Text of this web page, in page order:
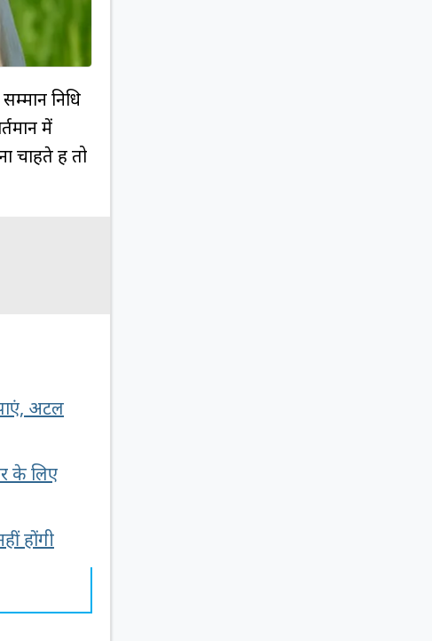
निधि
में
चाहते हैं तो
अटल
के लिए
होंगी